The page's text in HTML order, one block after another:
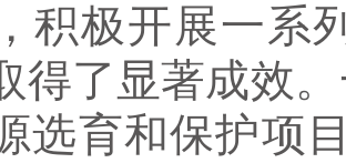
积极开展一系
得了显著成效
选育和保护项